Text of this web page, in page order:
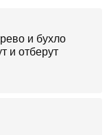
и бухло
и отберут